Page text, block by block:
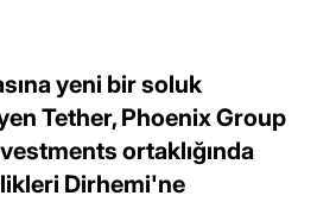
yeni bir soluk
Tether, Phoenix Group
ortaklığında
Dirhemi'ne